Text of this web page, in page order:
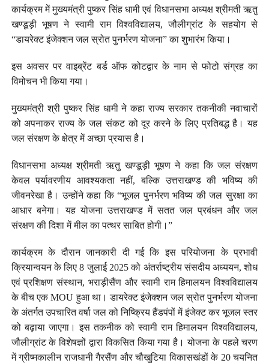
कार्यक्रम में मुख्यमंत्री पुष्कर सिंह धामी एवं विधानसभा अध्यक्ष श्रीमती ऋतु
खण्डूड़ी भूषण ने स्वामी राम विश्वविद्यालय, जौलीग्रांट के सहयोग से
“डायरेक्ट इंजेक्शन जल स्रोत पुनर्भरण योजना” का शुभारंभ किया।
इस अवसर पर वाइब्रेंट बर्ड ऑफ कोटद्वार के नाम से फोटो संग्रह का
विमोचन भी किया गया।
मुख्यमंत्री श्री पुष्कर सिंह धामी ने कहा राज्य सरकार तकनीकी नवाचारों
को अपनाकर राज्य के जल संकट को दूर करने के लिए प्रतिबद्ध है। यह
जल संरक्षण के क्षेत्र में अच्छा प्रयास है।
विधानसभा अध्यक्ष श्रीमती ऋतु खण्डूड़ी भूषण ने कहा कि जल संरक्षण
केवल पर्यावरणीय आवश्यकता नहीं, बल्कि उत्तराखण्ड की भविष्य की
जीवनरेखा है। उन्होंने कहा कि “भूजल पुनर्भरण भविष्य की जल सुरक्षा का
आधार बनेगा। यह योजना उत्तराखण्ड में सतत जल प्रबंधन और जल
संरक्षण की दिशा में मील का पत्थर साबित होगी।”
कार्यक्रम के दौरान जानकारी दी गई कि इस परियोजना के प्रभावी
क्रियान्वयन के लिए 8 जुलाई 2025 को अंतर्राष्ट्रीय संसदीय अध्ययन, शोध
एवं प्रशिक्षण संस्थान, भराड़ीसैंण और स्वामी राम हिमालयन विश्वविद्यालय
के बीच एक MOU हुआ था। डायरेक्ट इंजेक्शन जल स्रोत पुनर्भरण योजना
के अंतर्गत उपचारित वर्षा जल को निष्क्रिय हैंडपंपों में इंजेक्ट कर भूजल स्तर
को बढ़ाया जाएगा। इस तकनीक को स्वामी राम हिमालयन विश्वविद्यालय,
जौलीग्रांट के विशेषज्ञों द्वारा विकसित किया गया है। योजना के पहले चरण
में ग्रीष्मकालीन राजधानी गैरसैंण और चौखुटिया विकासखंडों के 20 चयनित